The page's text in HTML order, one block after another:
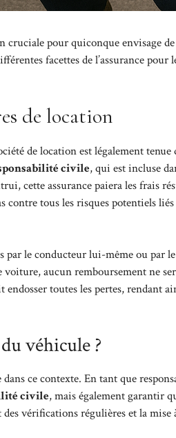
pour quiconque envisage de
facettes de l’assurance
de location
de location est légalement
civile, qui est incluse
cette assurance paiera les frais
tous les risques potentiels
par le conducteur lui-même ou par
aucun remboursement ne
toutes les pertes, rendant
véhicule ?
ce contexte. En tant que
civile, mais également garantir
vérifications régulières et la mise